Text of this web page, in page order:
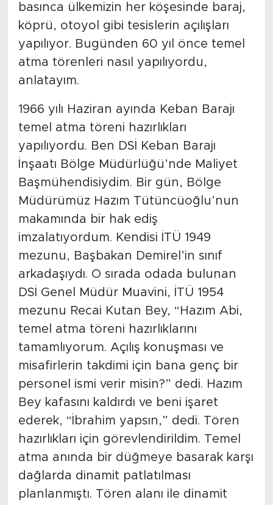
basınca ülkemizin her köşesinde baraj,
köprü, otoyol gibi tesislerin açılışları
yapılıyor. Bugünden 60 yıl önce temel
atma törenleri nasıl yapılıyordu,
anlatayım.
1966 yılı Haziran ayında Keban Barajı
temel atma töreni hazırlıkları
yapılıyordu. Ben DSİ Keban Barajı
İnşaatı Bölge Müdürlüğü’nde Maliyet
Başmühendisiydim. Bir gün, Bölge
Müdürümüz Hazım Tütüncüoğlu’nun
makamında bir hak ediş
imzalatıyordum. Kendisi İTÜ 1949
mezunu, Başbakan Demirel’in sınıf
arkadaşıydı. O sırada odada bulunan
DSİ Genel Müdür Muavini, İTÜ 1954
mezunu Recai Kutan Bey, “Hazım Abi,
temel atma töreni hazırlıklarını
tamamlıyorum. Açılış konuşması ve
misafirlerin takdimi için bana genç bir
personel ismi verir misin?” dedi. Hazım
Bey kafasını kaldırdı ve beni işaret
ederek, “İbrahim yapsın,” dedi. Tören
hazırlıkları için görevlendirildim. Temel
atma anında bir düğmeye basarak karşı
dağlarda dinamit patlatılması
planlanmıştı. Tören alanı ile dinamit